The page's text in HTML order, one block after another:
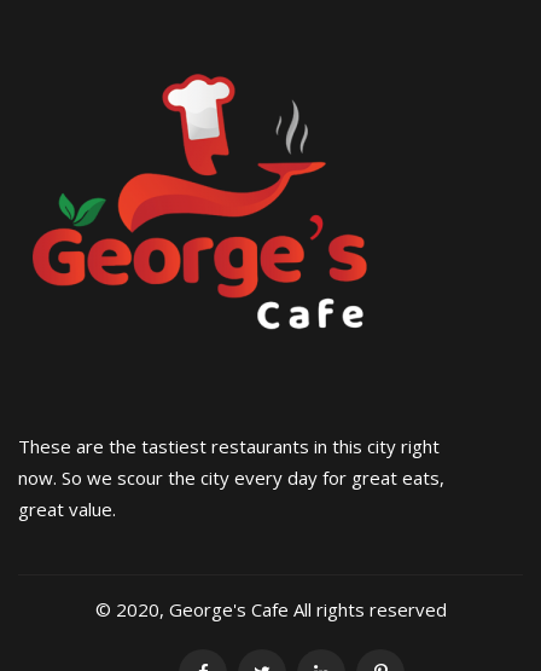
These are the tastiest restaurants in this city right
now. So we scour the city every day for great eats,
great value.
© 2020, George's Cafe All rights reserved